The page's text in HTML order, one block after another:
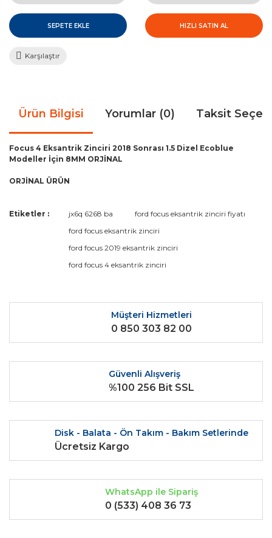
SEPETE EKLE HIZLI SATIN AL
Karşılaştır
Ürün Bilgisi Yorumlar (0) Taksit
Focus 4 Eksantrik Zinciri 2018 Sonrası 1.5 Dizel Ecoblue
Modeller İçin 8MM ORJİNAL
ORJİNAL ÜRÜN
Bu ürüne ilk yorumu siz yapın!
Yorum Yaz
Bu ürünün fiyat bilgisi, resim, ürün açıklamalarında ve diğer
kullanarak tarafımıza iletebilirsiniz.
Görüş ve önerileriniz için teşekkür ederiz.
Ürün bilgilerinde hatalar bulunuyor.
Ürün fiyatı diğer sitelerden daha pahalı.
Bu ürüne benzer farklı alternatifler olmalı.
Etiketler : jx6q 6268 ba
ford focus eksantrik zinciri fiyatı
ford focus eksantrik zinciri
ford focus 2019 eksantrik zinciri
ford focus 4 eksantrik zinciri
Müşteri Hizmetleri
0 850 303 82 00
Güvenli Alışveriş
%100 256 Bit SSL
Disk - Balata - Ön Takım - Bakım Setlerinde
Ücretsiz Kargo
WhatsApp ile Sipariş
0 (533) 408 36 73